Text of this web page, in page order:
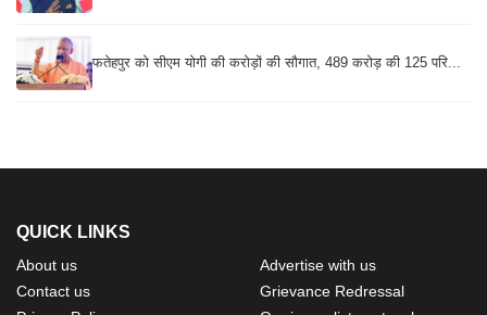
फतेहपुर को सीएम योगी की करोड़ों की सौगात, 489 करोड़ की 125 परि...
QUICK LINKS
About us
Contact us
Advertise with us
Grievance Redressal